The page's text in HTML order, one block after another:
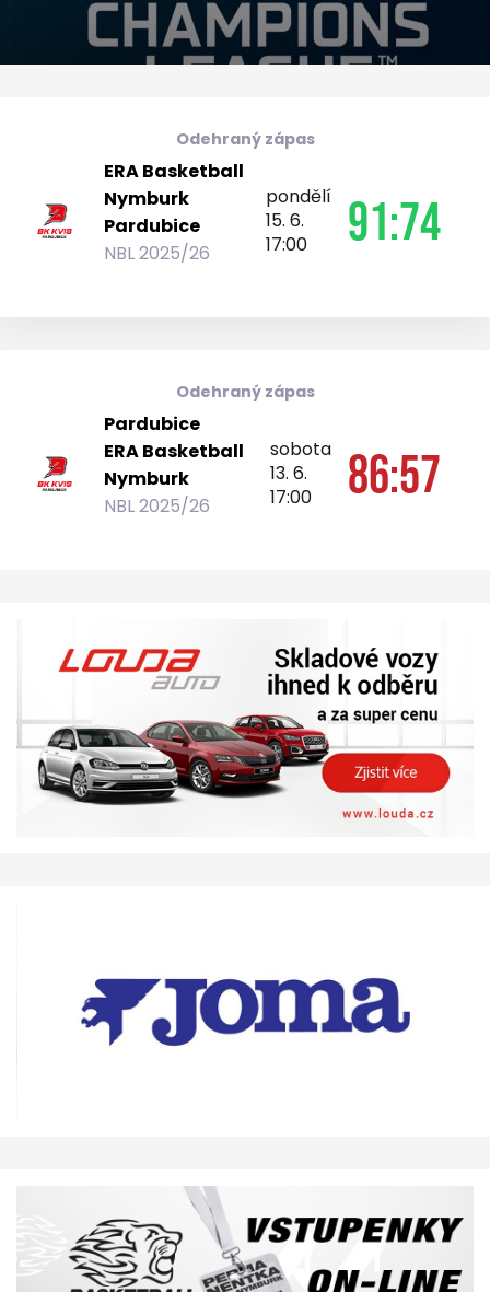
Odehraný zápas
ERA Basketball
Nymburk
Pardubice
NBL 2025/26
pondělí
15. 6.
17:00
91:74
Odehraný zápas
Pardubice
ERA Basketball
Nymburk
NBL 2025/26
sobota
13. 6.
17:00
86:57